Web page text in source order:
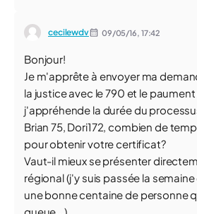
cecilewdv 09/05/16, 17:42
Bonjour!
Je m'apprête à envoyer ma
la justice avec le 790 et le
j'appréhende la durée du
Brian 75, Dori172, combien de
pour obtenir votre certificat?
Vaut-il mieux se présenter
régional (j'y suis passée la
une bonne centaine de personne